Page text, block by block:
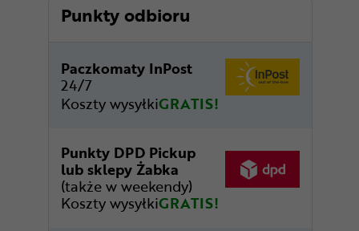
Punkty odbioru
Paczkomaty InPost
24/7
Koszty wysyłkiGRATIS!
Punkty DPD Pickup
lub sklepy Żabka
(także w weekendy)
Koszty wysyłkiGRATIS!